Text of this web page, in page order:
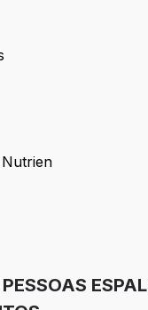
Nutrien